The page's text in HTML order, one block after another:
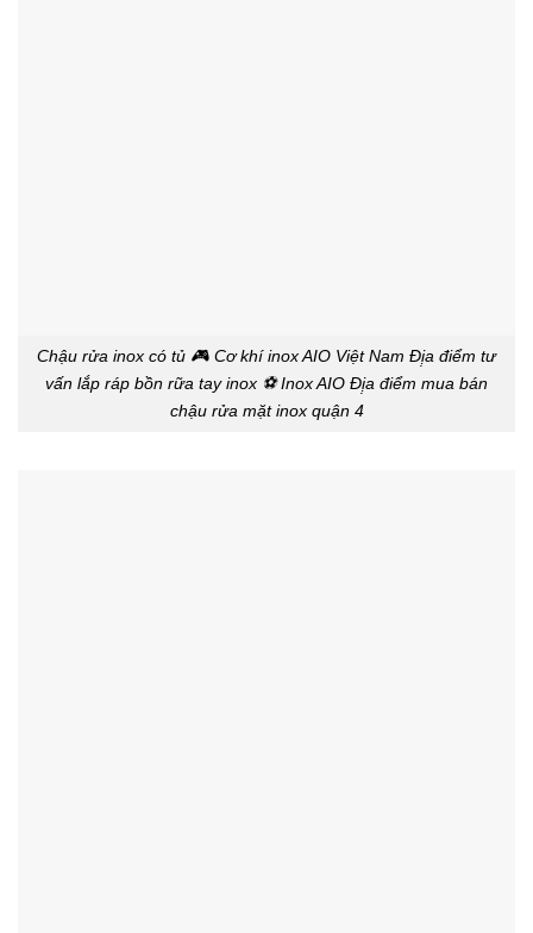
Chậu rửa inox có tủ 🎮 Cơ khí inox AIO Việt Nam Đị̣a điểm tư
vấn lắp ráp bồn rữa tay inox ⚽ Inox AIO Đị̣a điểm mua bán
chậu rửa mặt inox quận 4